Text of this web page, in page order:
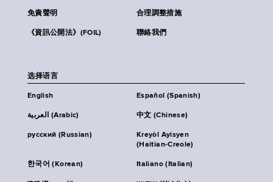
免責聲明 合理調整措施
《資訊公開法》(FOIL) 聯絡我們
选择语言
English Español (Spanish)
العربية (Arabic) 中文 (Chinese)
русский (Russian)
Kreyòl Ayisyen
(Haitian-Creole)
한국어 (Korean) Italiano (Italian)